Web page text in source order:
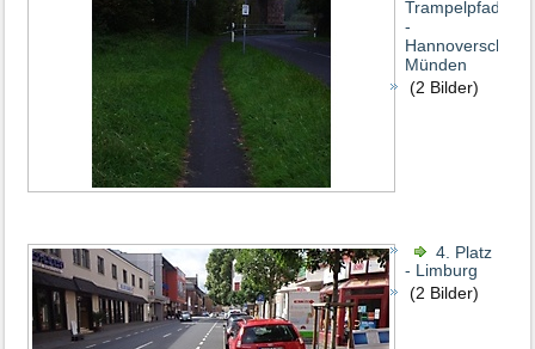
Trampelpfad
-
Hannoversch
Münden
(2 Bilder)
4. Platz
- Limburg
(2 Bilder)